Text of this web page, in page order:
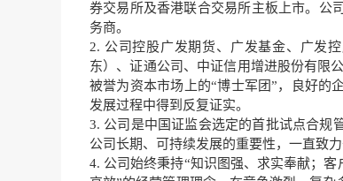
券交易所及香港联合交易所主板上市。公
务商。
2. 公司控股广发期货、广发基金、广发
东）、证通公司、中证信用增进股份有限
被誉为资本市场上的“博士军团”，良好的
发展过程中得到反复证实。
3. 公司是中国证监会选定的首批试点合规
公司长期、可持续发展的重要性，一直致
4. 公司始终秉持“知识图强、求实奉献；客